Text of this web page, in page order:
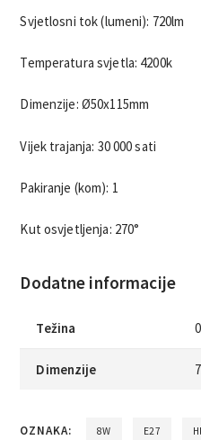
Svjetlosni tok (lumeni): 720lm
Temperatura svjetla: 4200k
Dimenzije: Ø50x115mm
Vijek trajanja: 30 000 sati
Pakiranje (kom): 1
Kut osvjetljenja: 270°
Dodatne informacije
Težina
Dimenzije
OZNAKA: 8W E27